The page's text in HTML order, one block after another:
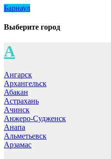
Барнаул
Выберите город
А
Ангарск
Архангельск
Абакан
Астрахань
Ачинск
Анжеро-Судженск
Анапа
Альметьевск
Арзамас